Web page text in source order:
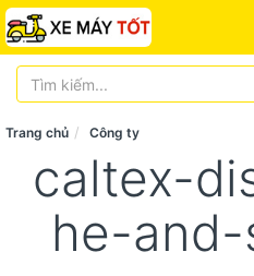
Trang chủ Công ty
caltex-
he-